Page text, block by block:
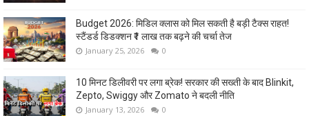
Budget 2026: मिडिल क्लास को मिल सकती है बड़ी टैक्स राहत!
स्टैंडर्ड डिडक्शन ₹1 लाख तक बढ़ने की चर्चा तेज
January 25, 2026 0
10 मिनट डिलीवरी पर लगा ब्रेक! सरकार की सख्ती के बाद Blinkit,
Zepto, Swiggy और Zomato ने बदली नीति
January 13, 2026 0